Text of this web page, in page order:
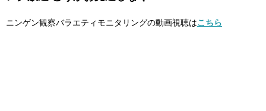
ニンゲン観察バラエティモニタリングの動画視聴はこちら